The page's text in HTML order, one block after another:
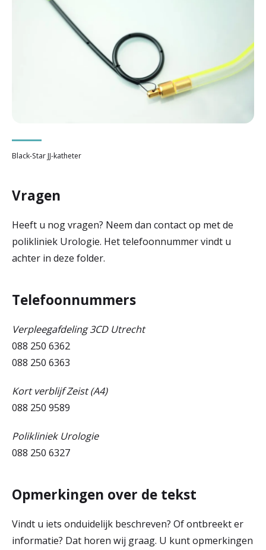
Black-Star JJ-katheter
Vragen
Heeft u nog vragen? Neem dan contact op met de
polikliniek Urologie. Het telefoonnummer vindt u
achter in deze folder.
Telefoonnummers
Verpleegafdeling 3CD Utrecht
088 250 6362
088 250 6363
Kort verblijf Zeist (A4)
088 250 9589
Polikliniek Urologie
088 250 6327
Opmerkingen over de tekst
Vindt u iets onduidelijk beschreven? Of ontbreekt er
informatie? Dat horen wij graag. U kunt opmerkingen